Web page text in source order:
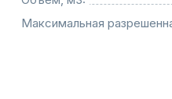
Максимальная